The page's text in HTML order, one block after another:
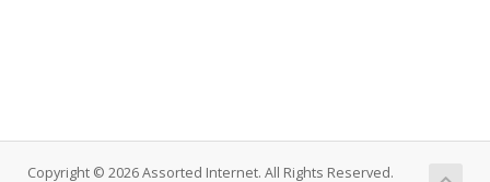
Copyright © 2026 Assorted Internet. All Rights Reserved.